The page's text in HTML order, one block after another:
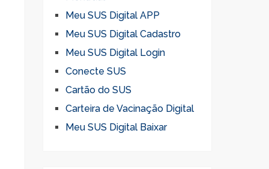
Meu SUS Digital APP
Meu SUS Digital Cadastro
Meu SUS Digital Login
Conecte SUS
Cartão do SUS
Carteira de Vacinação Digital
Meu SUS Digital Baixar